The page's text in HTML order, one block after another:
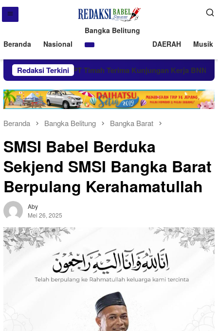
Beranda Nasional
Bangka Belitung
DAERAH
Musik
Redaksi Terkini
Terbit PT Timah Terima Kunjungan Kerja BNN Babel
Beranda Bangka Belitung Bangka Barat
SMSI Babel Berduka
Sekjend SMSI Bangka Barat
Berpulang Kerahamatullah
Aby
Mei 26, 2025